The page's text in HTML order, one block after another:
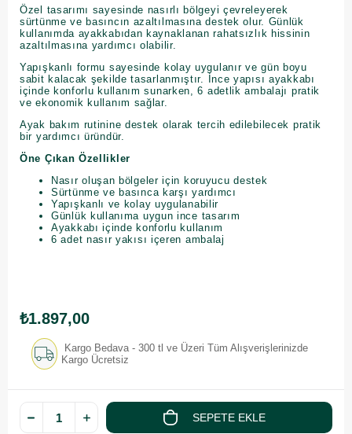
Özel tasarımı sayesinde nasırlı bölgeyi çevreleyerek
sürtünme ve basıncın azaltılmasına destek olur. Günlük
kullanımda ayakkabıdan kaynaklanan rahatsızlık hissinin
azaltılmasına yardımcı olabilir.
Yapışkanlı formu sayesinde kolay uygulanır ve gün boyu
sabit kalacak şekilde tasarlanmıştır. İnce yapısı ayakkabı
içinde konforlu kullanım sunarken, 6 adetlik ambalajı pratik
ve ekonomik kullanım sağlar.
Ayak bakım rutinine destek olarak tercih edilebilecek pratik
bir yardımcı üründür.
Öne Çıkan Özellikler
Nasır oluşan bölgeler için koruyucu destek
Sürtünme ve basınca karşı yardımcı
Yapışkanlı ve kolay uygulanabilir
Günlük kullanıma uygun ince tasarım
Ayakkabı içinde konforlu kullanım
6 adet nasır yakısı içeren ambalaj
₺1.897,00
Kargo Bedava - 300 tl ve Üzeri Tüm Alışverişlerinizde
Kargo Ücretsiz